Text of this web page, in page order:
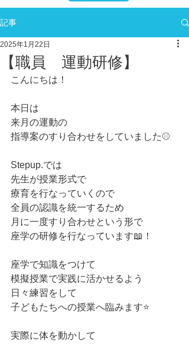
記事
【職員 運動研修】
2025年1月22日
こんにちは！
本日は
来月の運動の
指導案のすり合わせをしていました⚾️
Stepup.では
先生が授業形式で
療育を行なっていくので
全員の認識を統一するため
月に一度すり合わせという形で
座学の研修を行なっています📖！
座学で知識をつけて
模擬授業で実践に活かせるよう
日々練習をして
子どもたちへの授業へ臨みます⭐️
実際に体を動かして